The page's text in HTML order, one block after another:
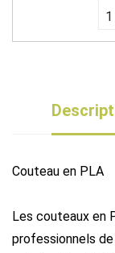
Couteau en PLA
Les couteaux en
professionnels